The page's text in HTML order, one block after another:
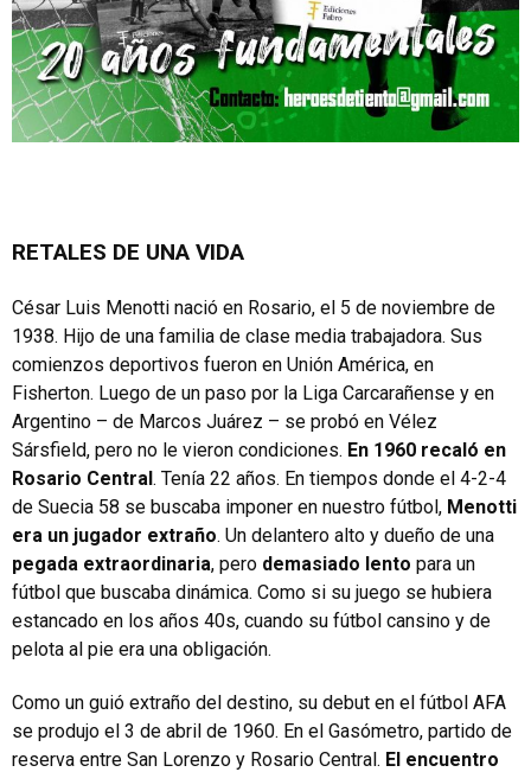
RETALES DE UNA VIDA
César Luis Menotti nació en Rosario, el 5 de noviembre de
1938. Hijo de una familia de clase media trabajadora. Sus
comienzos deportivos fueron en Unión América, en
Fisherton. Luego de un paso por la Liga Carcarañense y en
Argentino – de Marcos Juárez – se probó en Vélez
Sársfield, pero no le vieron condiciones. En 1960 recaló en
Rosario Central. Tenía 22 años. En tiempos donde el 4-2-4
de Suecia 58 se buscaba imponer en nuestro fútbol, Menotti
era un jugador extraño. Un delantero alto y dueño de una
pegada extraordinaria, pero demasiado lento para un
fútbol que buscaba dinámica. Como si su juego se hubiera
estancado en los años 40s, cuando su fútbol cansino y de
pelota al pie era una obligación.
Como un guió extraño del destino, su debut en el fútbol AFA
se produjo el 3 de abril de 1960. En el Gasómetro, partido de
reserva entre San Lorenzo y Rosario Central. El encuentro